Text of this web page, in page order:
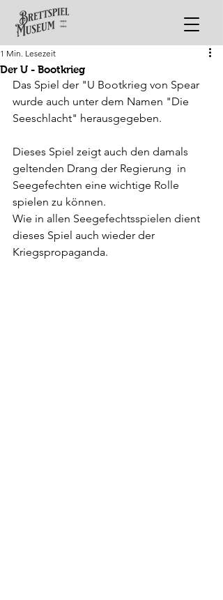
Der U - Bootkrieg
1 Min. Lesezeit
Das Spiel der "U Bootkrieg von Spear
wurde auch unter dem Namen "Die
Seeschlacht" herausgegeben.
Dieses Spiel zeigt auch den damals
geltenden Drang der Regierung  in
Seegefechten eine wichtige Rolle
spielen zu können.
Wie in allen Seegefechtsspielen dient
dieses Spiel auch wieder der
Kriegspropaganda.